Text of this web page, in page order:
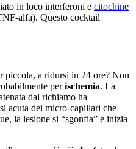
in loco interferoni e citochine
alfa). Questo cocktail
piccola, a ridursi in 24 ore? Non
perischemia. La
dal richiamo ha
acuta dei micro-capillari che
la lesione si “sgonfia” e inizia